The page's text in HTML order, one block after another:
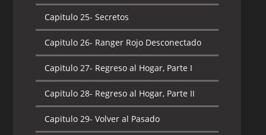
Capitulo 25- Secretos
Capitulo 26- Ranger Rojo Desconectado
Capitulo 27- Regreso al Hogar, Parte I
Capitulo 28- Regreso al Hogar, Parte II
Capitulo 29- Volver al Pasado